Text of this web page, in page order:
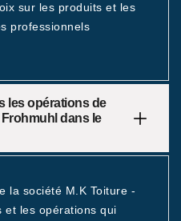
sur les produits et les
professionnels
les opérations de
dans le
la société M.K Toiture -
et les opérations qui